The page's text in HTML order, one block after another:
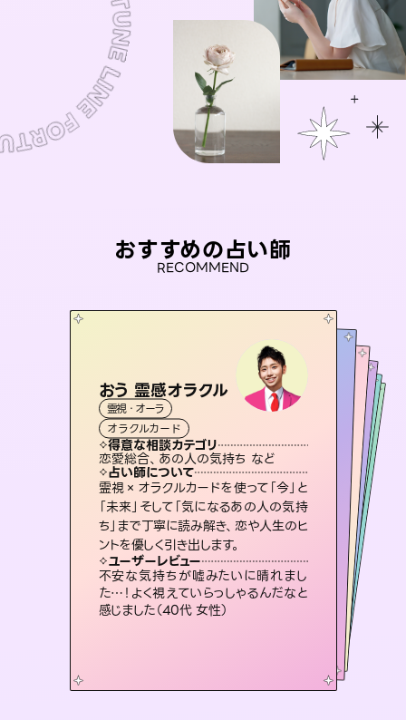
おすすめの占い師
RECOMMEND
おう 霊感オラクル
霊視・オーラ
オラクルカード
得意な相談カテゴリ
恋愛総合、あの人の気持ち など
占い師について
霊視×オラクルカードを使って「今」と
「未来」そして「気になるあの人の気持
ち」まで丁寧に読み解き、恋や人生のヒ
ントを優しく引き出します。
ユーザーレビュー
不安な気持ちが嘘みたいに晴れまし
た…！よく視えていらっしゃるんだなと
感じました（40代 女性）
未来視師＊花
霊視・オーラ
スピリチュアル・リーディング
得意な相談カテゴリ
出逢い、片想い、復縁 など
占い師について
未来には何パターンもの選択肢があり
ます。不安で視えにくくなっているあな
たの素敵な未来を見つけ、その未来を
選択できるようアドバイスします。
ユーザーレビュー
職場の人の性質や人間関係、本心など
本当によく視えていてびっくり。対策が
打てて前向きになれます（40代）
桃源珠羽 とうげんみう）
霊視・オーラ
スピリチュアル・リーディング
得意な相談カテゴリ
片想い、あの人の気持ち、復縁 など
占い師について
恋愛のお悩みの中でも特に「曖昧な関
係」の相談を得意としており、友達以上
恋人未満なお相手との今後や本音を丁
寧に読み解き恋愛成就へと導きます。
ユーザーレビュー
鑑定していただいてアドバイス通りに行
動すると仲が復活してきました。ありが
とうございました（40代 女性）
アイリス -iris-
西洋占星術
ルーン
得意な相談カテゴリ
恋愛総合、片想い、二人の未来 など
占い師について
復縁、恋愛、不倫の行方、同性愛や片思い、仕事関係や借金問題まで知りたいことや心の負担になっていることを紐解き、背中をそっと押して導きます。
ユーザーレビュー
安心感のあり、言い切ってくれる所や濁
さない鑑定のおかげで、毎回自分の気
持ちを整えられます（30代 男性）
スピリチュアル・リーディング
得意な相談カテゴリ
片想い、あの人の気持ち、復縁 など
占い師について
3,700年以上の歴史を持つ東洋最古の
占術「易占」で詳細まで占い、幸せへ向
かう道筋を示します。厳しい結果にも具
体的な対策をお伝えします。
ユーザーレビュー
複雑な背景もしっかり聞いて鑑定して
いただけました。気持ちが楽になりまし
た（50代 女性）
霊視・オーラ タロット
スピリチュアル・リーディング
得意な相談カテゴリ
片想い、二人の未来、年の差 など
占い師について
連絡再開、復縁、成就などの報告実績
多数。セラピストとして2万超の施術経
験があるからこそできる鑑定で、より良
い未来をサポートします。
ユーザーレビュー
とても心温まる鑑定でした。しかもこち
らは何も言っていないのに視えていらっ
しゃるんだなと驚きです（30代女性）